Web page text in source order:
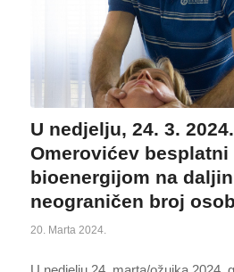
U nedjelju, 24. 3.
Omerovićev
bioenergijom na
neograničen broj
20. Marta 2024.